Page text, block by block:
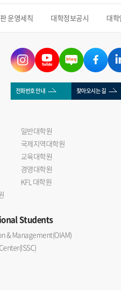
향실천센터장)를 주제로 강연을
투자 환경에 대한 다양한 시각을
회 이승우 회장(인도어과 23)은
활동을 소개했으며, 학생들은 강연
계와 금융시장의 연관성, 글로벌
을 나누는 시간을 가졌다.
23)은 자본과 금융의
빼놓을 수 없는 중요한 주제 라며
이 대체투자 산업에 대한 이해를
역량을 기를 수 있는 계기가
운영세칙 대학정보공시 대
전화번호 안내 찾아오시는 길
일반대학원
국제지역대학원
교육대학원
경영대학원
KFL 대학원
Students
& Management(OIAM)